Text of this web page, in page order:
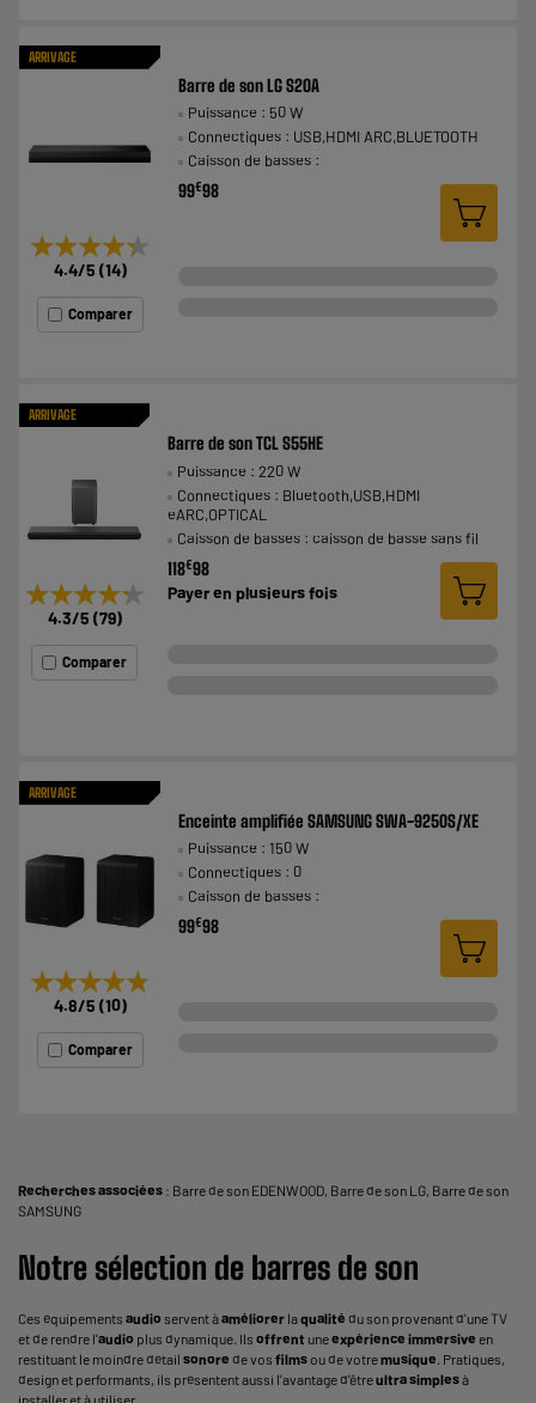
ARRIVAGE
★★★★★
★★★★★
4.4/5 (14)
Comparer
Barre de son LG S20A
Puissance : 50 W
Connectiques : USB,HDMI ARC,BLUETOOTH
Caisson de basses :
99€98
ARRIVAGE
★★★★★
★★★★★
4.3/5 (79)
Comparer
Barre de son TCL S55HE
Puissance : 220 W
Connectiques : Bluetooth,USB,HDMI
eARC,OPTICAL
Caisson de basses : caisson de basse sans fil
118€98
Payer enplusieurs fois
ARRIVAGE
★★★★★
★★★★★
4.8/5 (10)
Comparer
Enceinte amplifiée SAMSUNG SWA-9250S/XE
Puissance : 150 W
Connectiques : 0
Caisson de basses :
99€98
Recherches associées : Barre de son EDENWOOD, Barre de son LG, Barre de son
SAMSUNG
Notre sélection de barres de son
Ces équipements audio servent àaméliorer laqualité du son provenant d'une TV
et de rendre l'audio plus dynamique. Ils offrent uneexpérience immersive en
restituant le moindre détail sonore de vos filmsou de votremusique. Pratiques,
design et performants, ils présentent aussi l'avantage d'êtreultrasimplesà